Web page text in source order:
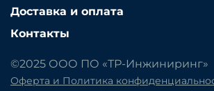
Доставка и оплата
Контакты
©2025 ООО ПО «ТР-Инжиниринг»
Оферта и Политика